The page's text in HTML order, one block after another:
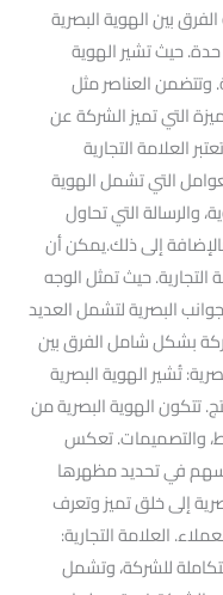
بين الهوية البصرية
حيث تشير الهوية
وتتضمن العناصر مثل
التي تميز الشركة عن
العلامة التجارية
التي تشمل الهوية
والرسالة التي تحاول
إلى ذلك.يمكن أن
التجارية. حيث تمثل الوجه
البصرية لتشمل العديد
بشكل شامل الفرق بين
تُشير الهوية البصرية
تتكون الهوية البصرية من
والتصميمات. تعكس
في تحديد مظهرها
إلى خلق تميز وتعرف
العلامة التجارية:
للشركة، وتشمل